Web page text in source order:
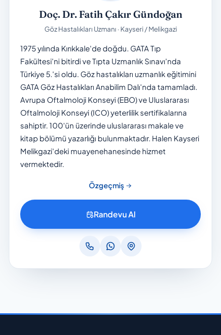
Doç. Dr. Fatih Çakır Gündoğan
Göz Hastalıkları Uzmanı · Kayseri / Melikgazi
1975 yılında Kırıkkale'de doğdu. GATA Tıp
Fakültesi'ni bitirdi ve Tıpta Uzmanlık Sınavı'nda
Türkiye 5.'si oldu. Göz hastalıkları uzmanlık eğitimini
GATA Göz Hastalıkları Anabilim Dalı'nda tamamladı.
Avrupa Oftalmoloji Konseyi (EBO) ve Uluslararası
Oftalmoloji Konseyi (ICO) yeterlilik sertifikalarına
sahiptir. 100'ün üzerinde uluslararası makale ve
kitap bölümü yazarlığı bulunmaktadır. Halen Kayseri
Melikgazi'deki muayenehanesinde hizmet
vermektedir.
Özgeçmiş
Randevu Al